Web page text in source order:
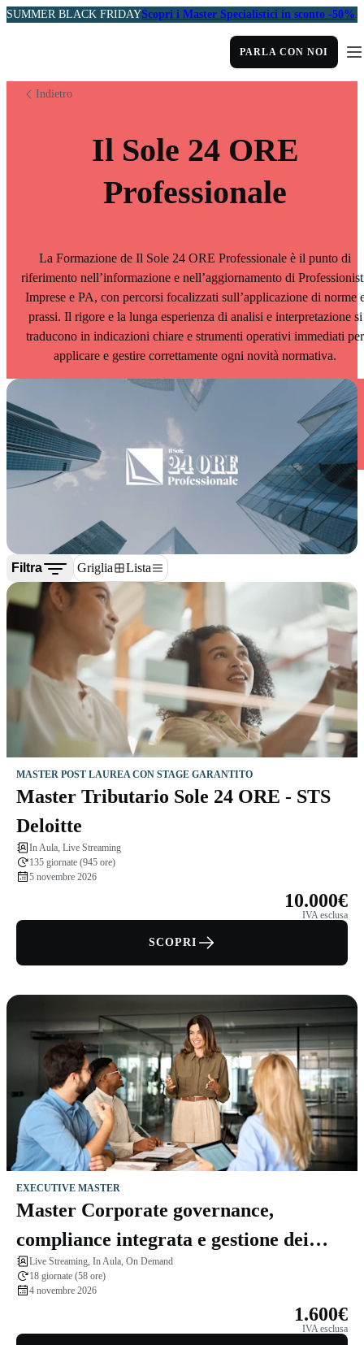
SUMMER BLACK FRIDAYScopri i Master Specialistici in sconto -50%
PARLA CON NOI
Indietro
Il Sole 24 ORE
Professionale
La Formazione de Il Sole 24 ORE Professionale è il punto di
riferimento nell’informazione e nell’aggiornamento di
Imprese e PA, con percorsi focalizzati sull’applicazione di norme
prassi. Il rigore e la lunga esperienza di analisi e interpretazione si
traducono in indicazioni chiare e strumenti operativi immediati per
applicare e gestire correttamente ogni novità normativa.
Filtra Griglia Lista
MASTER POST LAUREA CON STAGE GARANTITO
Master Tributario Sole 24 ORE - STS
Deloitte
In Aula, Live Streaming
135 giornate (945 ore)
5 novembre 2026
10.000€
IVA esclusa
SCOPRI
EXECUTIVE MASTER
Master Corporate governance,
compliance integrata e gestione dei
rischi
Live Streaming, In Aula, On Demand
18 giornate (58 ore)
4 novembre 2026
1.600€
IVA esclusa